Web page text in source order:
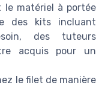
le matériel à portée
des kits incluant
des tuteurs
acquis pour un
le filet de manière